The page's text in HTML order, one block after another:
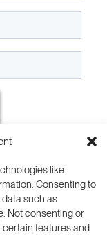
like
Consenting to
such as
Not consenting or
features and